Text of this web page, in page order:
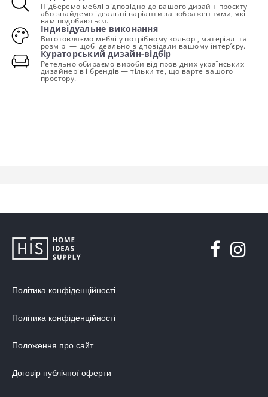
Підберемо меблі відповідно до вашого дизайн-проєкту
або знайдемо ідеальні варіанти за зображеннями, які
вам подобаються.
Індивідуальне виконання
Виготовляємо меблі у потрібному кольорі, матеріалі та
розмірі — щоб ідеально відповідали вашому інтер’єру.
Кураторський дизайн-відбір
Ретельно обираємо вироби від провідних українських
дизайнерів і брендів — тільки те, що варте вашого
простору.
Політика конфіденційності
Політика конфіденційності
Положення про сайт
Договір публічної оферти